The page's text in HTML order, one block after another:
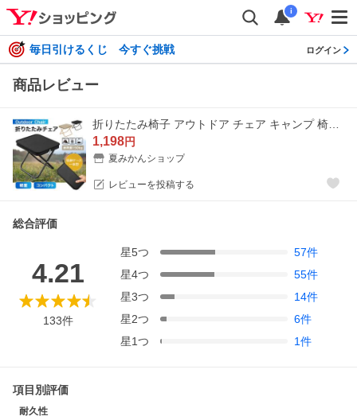
i
毎日引けるくじ 今すぐ挑戦 ログイン
商品レビュー
1,198円
夏みかんショップ
レビューを投稿する
総合評価
4.21
133件
星5つ 57件
星4つ 55件
星3つ 14件
星2つ 6件
星1つ 1件
項目別評価
耐久性